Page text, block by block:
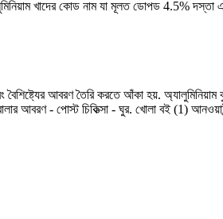
খাদের কোড নাম যা মূলত ডোপড 4.5% দস্তা
আবরণ তৈরি করতে আঁকা হয়.
আবরণ - পোস্ট চিকিত্সা - ঘুর. খোলা বই (1)